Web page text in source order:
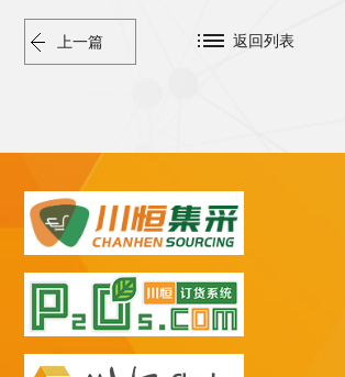
上一篇 返回列表